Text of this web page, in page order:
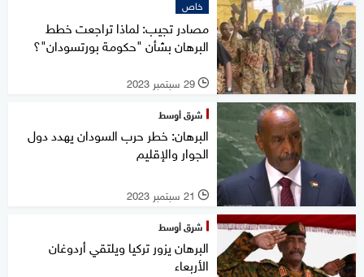
خاص
مصادر تجيب: لماذا تراجعت خطط
البرهان بشأن "حكومة بورتسودان"؟
l 29 سبتمبر 2023
شرق أوسط
البرهان: خطر حرب السودان يهدد دول
الجوار والإقليم
l 21 سبتمبر 2023
شرق أوسط
البرهان يزور تركيا ويلتقي أردوغان
الأربعاء